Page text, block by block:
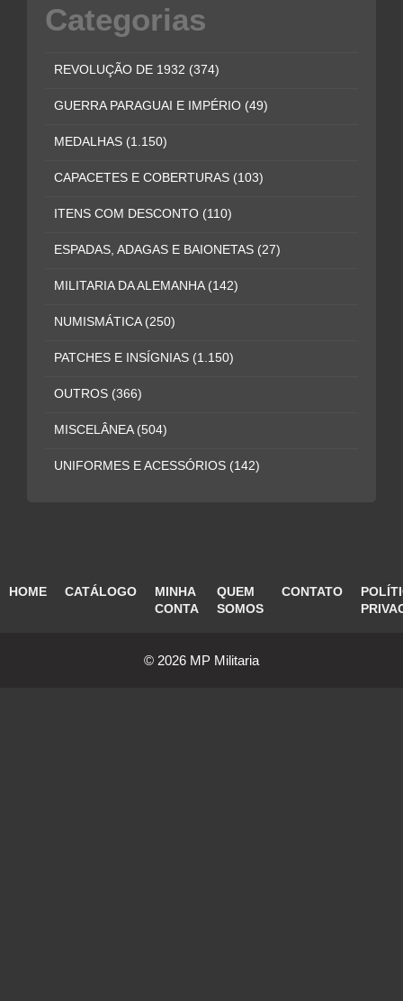
Categorias
REVOLUÇÃO DE 1932 (374)
GUERRA PARAGUAI E IMPÉRIO (49)
MEDALHAS (1.150)
CAPACETES E COBERTURAS (103)
ITENS COM DESCONTO (110)
ESPADAS, ADAGAS E BAIONETAS (27)
MILITARIA DA ALEMANHA (142)
NUMISMÁTICA (250)
PATCHES E INSÍGNIAS (1.150)
OUTROS (366)
MISCELÂNEA (504)
UNIFORMES E ACESSÓRIOS (142)
HOME CATÁLOGO
MINHA
CONTA
QUEM
SOMOS
CONTATO
© 2026 MP Militaria